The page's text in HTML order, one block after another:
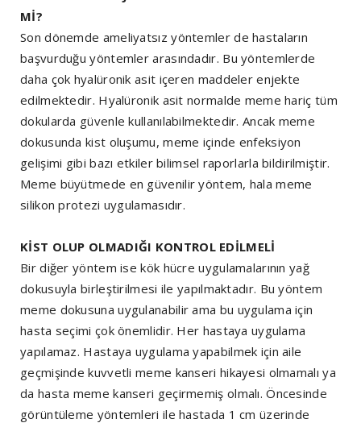
Mİ?
Son dönemde ameliyatsız yöntemler de hastaların
başvurduğu yöntemler arasındadır. Bu yöntemlerde
daha çok hyalüronik asit içeren maddeler enjekte
edilmektedir. Hyalüronik asit normalde meme hariç tüm
dokularda güvenle kullanılabilmektedir. Ancak meme
dokusunda kist oluşumu, meme içinde enfeksiyon
gelişimi gibi bazı etkiler bilimsel raporlarla bildirilmiştir.
Meme büyütmede en güvenilir yöntem, hala meme
silikon protezi uygulamasıdır.
KİST OLUP OLMADIĞI KONTROL EDİLMELİ
Bir diğer yöntem ise kök hücre uygulamalarının yağ
dokusuyla birleştirilmesi ile yapılmaktadır. Bu yöntem
meme dokusuna uygulanabilir ama bu uygulama için
hasta seçimi çok önemlidir. Her hastaya uygulama
yapılamaz. Hastaya uygulama yapabilmek için aile
geçmişinde kuvvetli meme kanseri hikayesi olmamalı ya
da hasta meme kanseri geçirmemiş olmalı. Öncesinde
görüntüleme yöntemleri ile hastada 1 cm üzerinde